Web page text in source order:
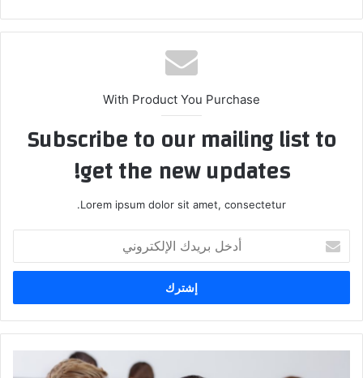
With Product You Purchase
Subscribe to our mailing list to
get the new updates!
Lorem ipsum dolor sit amet, consectetur.
بريدك
الإلكتروني